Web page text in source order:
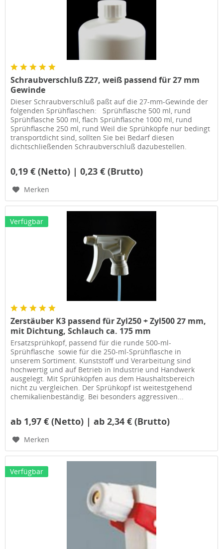
Schraubverschluß Z27, weiß passend für 27 mm
Gewinde
Dieser Schraubverschluß paßt auf die 27-mm-Gewinde der
folgenden Sprühflaschen: Sprühflasche 500 ml, rund
Sprühflasche 500 ml, flach Sprühflasche 1000 ml, rund
Sprühflasche 250 ml, rund Weil die Sprühköpfe nur bedingt
transportdicht sind, sollten Sie bei Bedarf diesen
dichtschließenden Schraubverschluß dazubestellen.
0,19 € (Netto) | 0,23 € (Brutto)
Merken
Verfügbar
Zerstäuber K3 passend für Zyl250 + Zyl500 27 mm,
mit Dichtung, Schlauch ca. 175 mm
Ersatzsprühkopf, passend für die runde 500-ml-
Sprühflasche sowie für die 250-ml-Sprühflasche in
unserem Sortiment. Kunststoff und Verarbeitung sind
hochwertig und auf Betrieb in Industrie und Handwerk
ausgelegt. Mit Sprühköpfen aus dem Haushaltsbereich
nicht zu vergleichen. Der Sprühkopf ist weitestgehend
chemikalienbeständig. Bei besonders aggressiven...
ab 1,97 € (Netto) | ab 2,34 € (Brutto)
Merken
Verfügbar